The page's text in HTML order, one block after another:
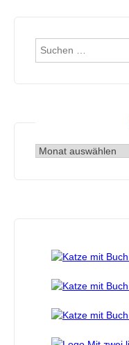
Suchen
nach:
Archiv